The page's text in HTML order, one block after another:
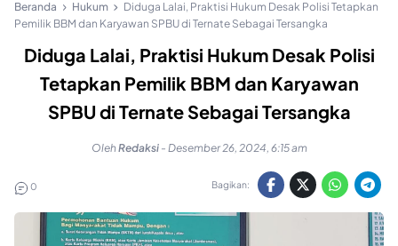
Beranda Hukum
Diduga Lalai, Praktisi Hukum Desak Polisi Tetapkan
Pemilik BBM dan Karyawan SPBU di Ternate Sebagai Tersangka
Diduga Lalai, Praktisi Hukum Desak Polisi
Tetapkan Pemilik BBM dan Karyawan
SPBU di Ternate Sebagai Tersangka
OlehRedaksi - Desember 26, 2024, 6:15 am
0 Bagikan: